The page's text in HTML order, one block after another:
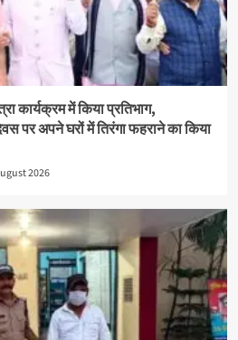
कार्यक्रम में किया प्रतिभाग,
पर अपने घरों में तिरंगा फहराने का किया
2026